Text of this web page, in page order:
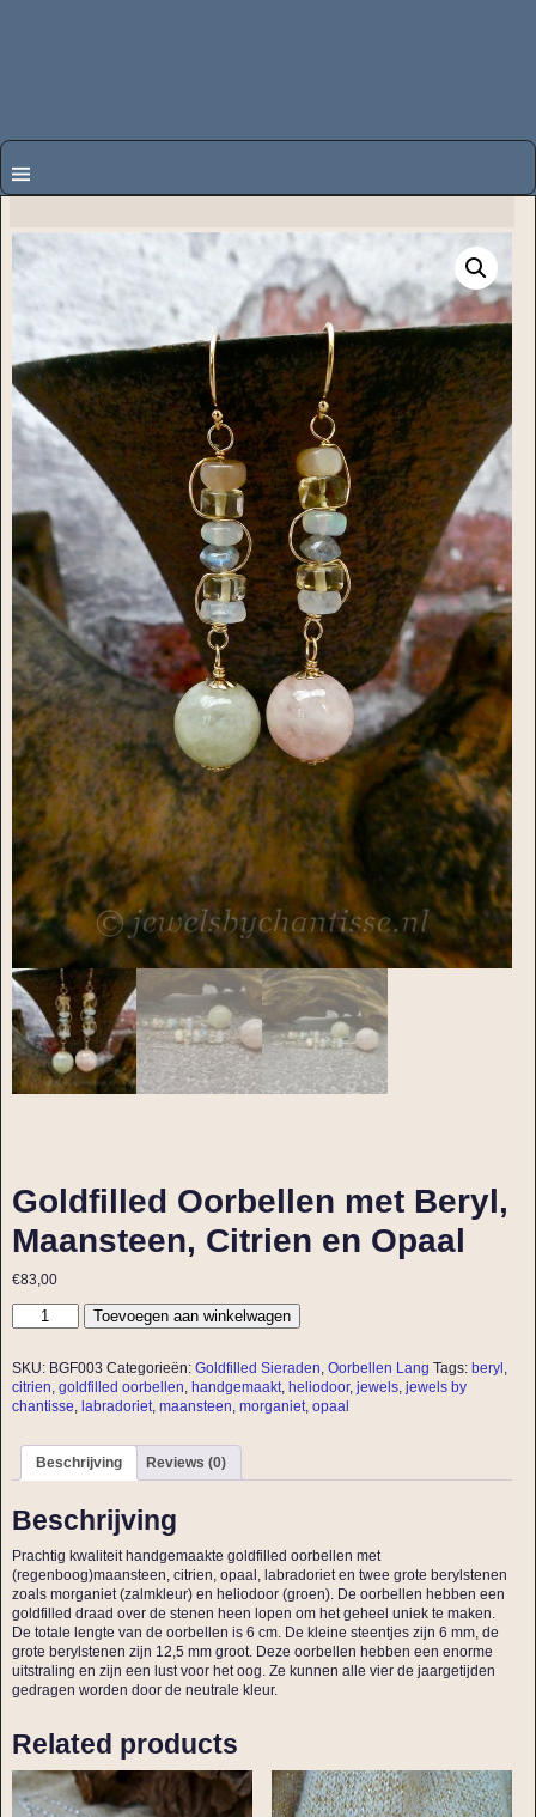
Goldfilled Oorbellen met Beryl,
Maansteen, Citrien en Opaal
€83,00
Toevoegen aan winkelwagen
SKU: BGF003 Categorieën: Goldfilled Sieraden Oorbellen Lang Tags: beryl
citrien goldfilled oorbellen handgemaakt, heliodoor, jewels, jewels by
chantisse labradoriet, maansteen morganiet, opaal
Beschrijving Reviews (0)
Beschrijving
Prachtig kwaliteit handgemaakte goldfilled oorbellen met
(regenboog)maansteen, citrien, opaal, labradoriet en twee grote berylstenen
zoals morganiet (zalmkleur) en heliodoor (groen). De oorbellen hebben een
goldfilled draad over de stenen heen lopen om het geheel uniek te maken.
De totale lengte van de oorbellen is 6 cm. De kleine steentjes zijn 6 mm, de
grote berylstenen zijn 12,5 mm groot. Deze oorbellen hebben een enorme
uitstraling en zijn een lust voor het oog. Ze kunnen alle vier de jaargetijden
gedragen worden door de neutrale kleur.
Related products